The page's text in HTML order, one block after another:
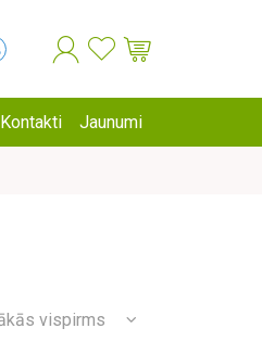
Kontakti Jaunumi
vispirms